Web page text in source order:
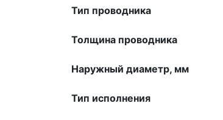
Тип проводника
Толщина проводника
Наружный диаметр, мм
Тип исполнения